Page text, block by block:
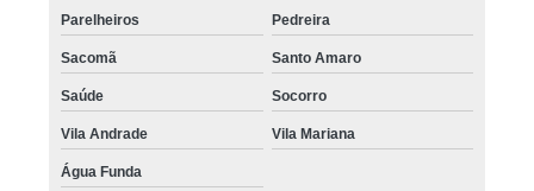
Parelheiros Pedreira
Sacomã Santo Amaro
Saúde Socorro
Vila Andrade Vila Mariana
Água Funda